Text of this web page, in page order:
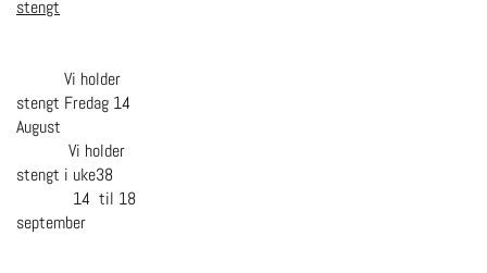
stengt
Vi holder
stengt Fredag 14
August
Vi holder
stengt i uke38
14 til 18
september